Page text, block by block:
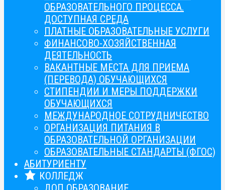
ОБРАЗОВАТЕЛЬНОГО ПРОЦЕССА.
ДОСТУПНАЯ СРЕДА
ПЛАТНЫЕ ОБРАЗОВАТЕЛЬНЫЕ УСЛУГИ
ФИНАНСОВО-ХОЗЯЙСТВЕННАЯ
ДЕЯТЕЛЬНОСТЬ
ВАКАНТНЫЕ МЕСТА ДЛЯ ПРИЕМА
(ПЕРЕВОДА) ОБУЧАЮЩИХСЯ
СТИПЕНДИИ И МЕРЫ ПОДДЕРЖКИ
ОБУЧАЮЩИХСЯ
МЕЖДУНАРОДНОЕ СОТРУДНИЧЕСТВО
ОРГАНИЗАЦИЯ ПИТАНИЯ В
ОБРАЗОВАТЕЛЬНОЙ ОРГАНИЗАЦИИ
ОБРАЗОВАТЕЛЬНЫЕ СТАНДАРТЫ (ФГОС)
АБИТУРИЕНТУ
КОЛЛЕДЖ